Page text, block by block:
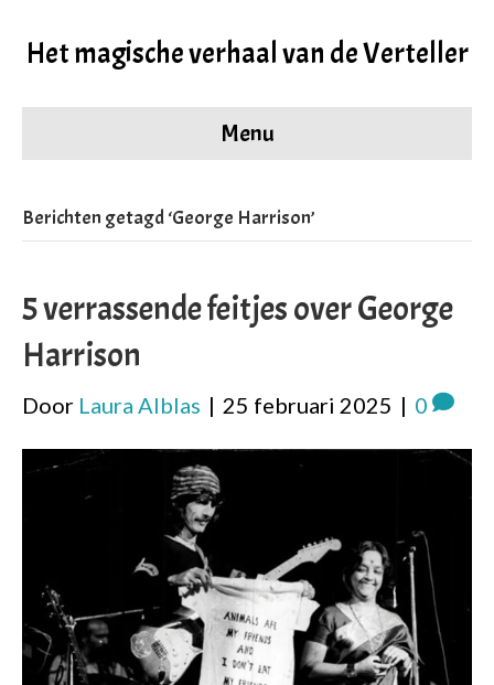
Het magische verhaal van de Verteller
Menu
Berichten getagd ‘George Harrison’
5 verrassende feitjes over George
Harrison
Door Laura Alblas | 25 februari 2025 | 0